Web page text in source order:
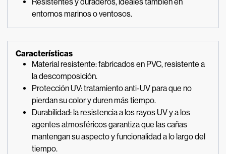
entornos marinos o ventosos.
Características
Material resistente: fabricados en PVC, resistente a
la descomposición.
Protección UV: tratamiento anti-UV para que no
pierdan su color y duren más tiempo.
Durabilidad: la resistencia a los rayos UV y a los
agentes atmosféricos garantiza que las cañas
mantengan su aspecto y funcionalidad a lo largo del
tiempo.